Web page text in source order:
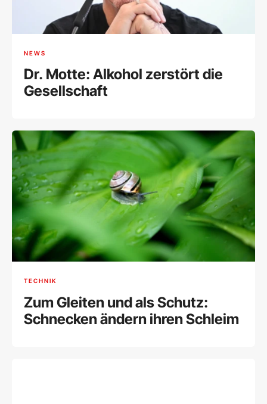
NEWS
Dr. Motte: Alkohol zerstört die
Gesellschaft
TECHNIK
Zum Gleiten und als Schutz:
Schnecken ändern ihren Schleim